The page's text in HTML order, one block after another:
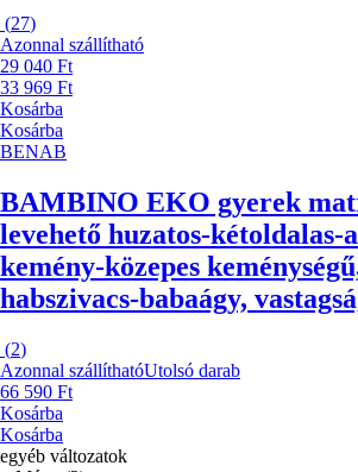
(27)
Azonnal szállítható
29 040 Ft
33 969 Ft
Kosárba
Kosárba
BENAB
BAMBINO EKO gyerek
levehető huzatos-kétoldalas-
kemény-közepes
habszivacs-babaágy,
(2)
Azonnal szállíthatóUtolsó darab
66 590 Ft
Kosárba
Kosárba
egyéb változatok